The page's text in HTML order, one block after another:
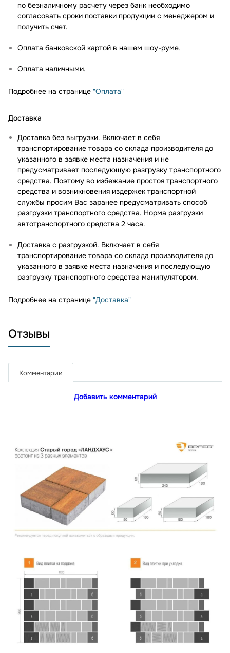
по безналичному расчету через банк необходимо
согласовать сроки поставки продукции с менеджером и
получить счет.
Оплата банковской картой в нашем шоу-руме.
Оплата наличными.
Подробнее на странице "Оплата"
Доставка
Доставка без выгрузки. Включает в себя
транспортирование товара со склада производителя до
указанного в заявке места назначения и не
предусматривает последующую разгрузку транспортного
средства. Поэтому во избежание простоя транспортного
средства и возникновения издержек транспортной
службы просим Вас заранее предусматривать способ
разгрузки транспортного средства. Норма разгрузки
автотранспортного средства 2 часа.
Доставка с разгрузкой. Включает в себя
транспортирование товара со склада производителя до
указанного в заявке места назначения и последующую
разгрузку транспортного средства манипулятором.
Подробнее на странице "Доставка"
Отзывы
Комментарии
Добавить комментарий